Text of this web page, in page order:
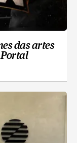
das artes